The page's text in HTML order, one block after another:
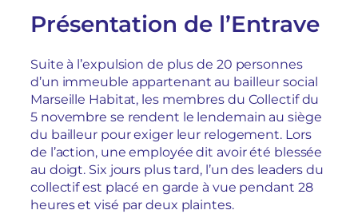
Présentation de l’Entrave
Suite à l’expulsion de plus de 20 personnes
d’un immeuble appartenant au bailleur social
Marseille Habitat, les membres du Collectif du
5 novembre se rendent le lendemain au siège
du bailleur pour exiger leur relogement. Lors
de l’action, une employée dit avoir été blessée
au doigt. Six jours plus tard, l’un des leaders du
collectif est placé en garde à vue pendant 28
heures et visé par deux plaintes.